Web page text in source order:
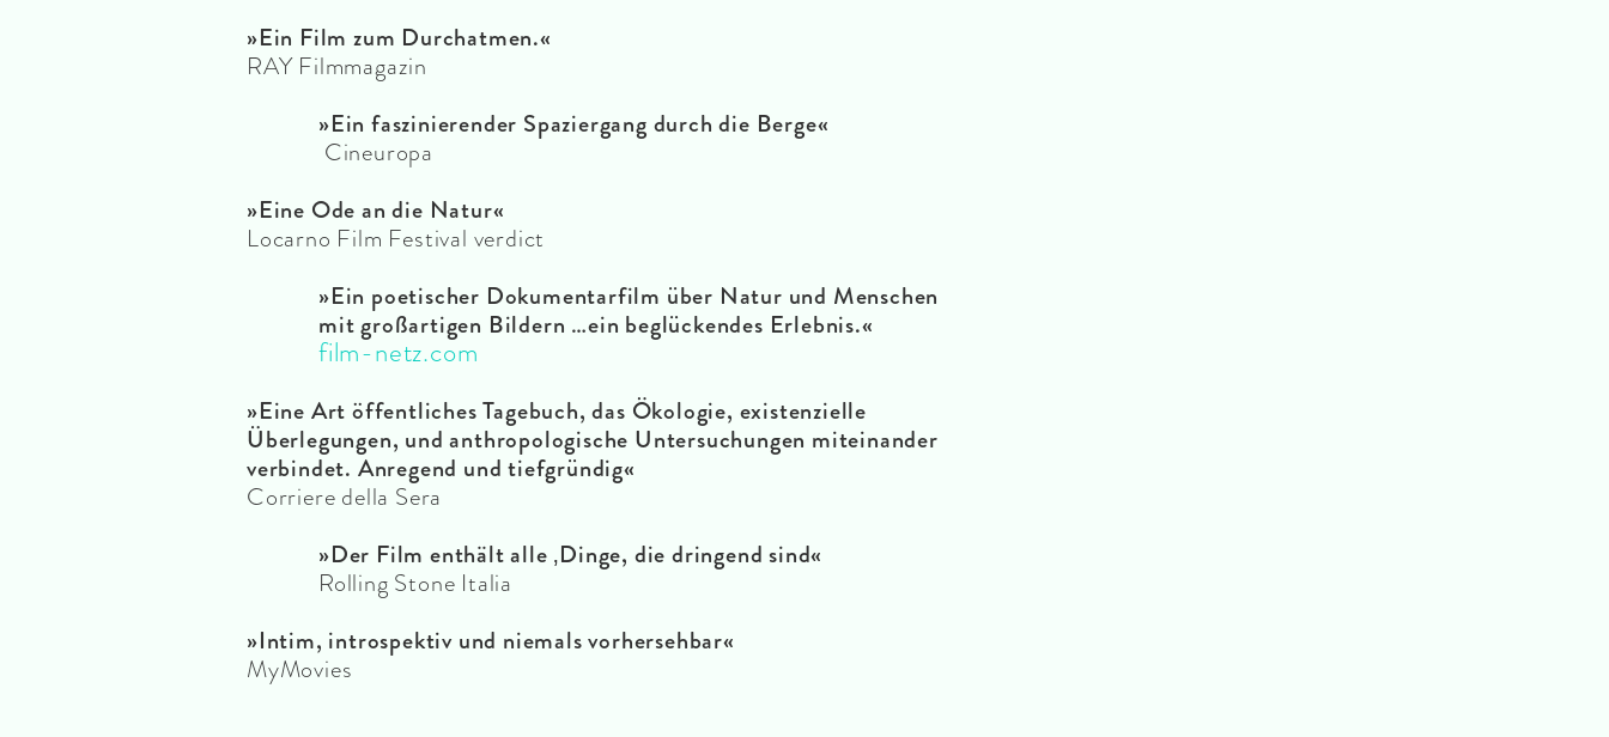
»Ein Film zum Durchatmen.«
RAY Filmmagazin
»Ein faszinierender Spaziergang durch die Berge«
Cineuropa
»Eine Ode an die Natur«
Locarno Film Festival verdict
»Ein poetischer Dokumentarfilm über Natur und Menschen
mit großartigen Bildern …ein beglückendes Erlebnis.«
film-netz.com
»Eine Art öffentliches Tagebuch, das Ökologie, existenzielle
Überlegungen, und anthropologische Untersuchungen miteinander
verbindet. Anregend und tiefgründig«
Corriere della Sera
»Der Film enthält alle ‚Dinge, die dringend sind«
Rolling Stone Italia
»Intim, introspektiv und niemals vorhersehbar«
MyMovies